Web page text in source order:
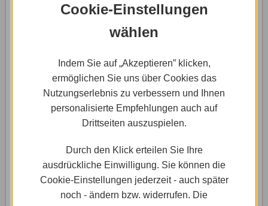
Cookie-Einstellungen
wählen
Indem Sie auf „Akzeptieren” klicken,
ermöglichen Sie uns über Cookies das
Nutzungserlebnis zu verbessern und Ihnen
personalisierte Empfehlungen auch auf
Drittseiten auszuspielen.
Durch den Klick erteilen Sie Ihre
ausdrückliche Einwilligung. Sie können die
Cookie-Einstellungen jederzeit - auch später
noch - ändern bzw. widerrufen. Die
Website erstellt hat und welche Ziele man damit